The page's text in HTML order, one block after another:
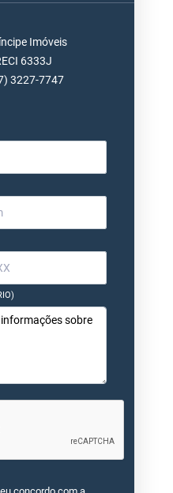
Imóveis
6333J
3227-7747